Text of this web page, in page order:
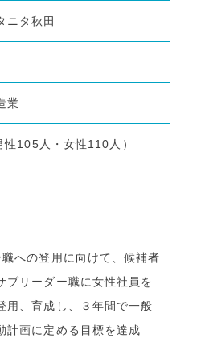
ニタ秋田
業
105人・女性110人）
への登用に向けて、候補者
ブリーダー職に女性社員を
用、育成し、３年間で一般
計画に定める目標を達成